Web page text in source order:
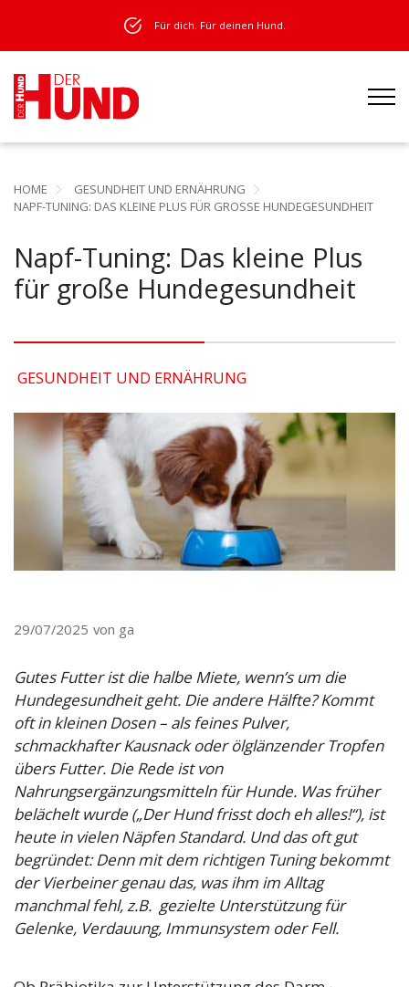
Für dich. Für deinen Hund.
HOME
GESUNDHEIT UND ERNÄHRUNG
NAPF-TUNING: DAS KLEINE PLUS FÜR GROSSE HUNDEGESUNDHEIT
Napf-Tuning: Das kleine Plus
für große Hundegesundheit
GESUNDHEIT UND ERNÄHRUNG
29/07/2025 von ga
Gutes Futter ist die halbe Miete, wenn’s um die
Hundegesundheit geht. Die andere Hälfte? Kommt
oft in kleinen Dosen – als feines Pulver,
schmackhafter Kausnack oder ölglänzender Tropfen
übers Futter. Die Rede ist von
Nahrungsergänzungsmitteln für Hunde. Was früher
belächelt wurde („Der Hund frisst doch eh alles!“), ist
heute in vielen Näpfen Standard. Und das oft gut
begründet: Denn mit dem richtigen Tuning bekommt
der Vierbeiner genau das, was ihm im Alltag
manchmal fehl, z.B. gezielte Unterstützung für
Gelenke, Verdauung, Immunsystem oder Fell.